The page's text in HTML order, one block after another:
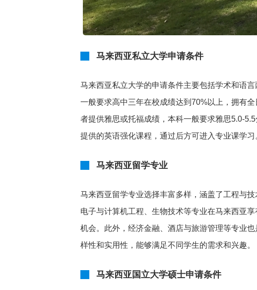
马来西亚私立大学申请条件
马来西亚私立大学的申请条件主要包括学术和语
一般要求高中三年在校成绩达到70%以上，拥有
者提供雅思或托福成绩，本科一般要求雅思5.0-
提供的英语强化课程，通过后方可进入专业课学习
马来西亚留学专业
马来西亚留学专业选择丰富多样，涵盖了工程与
电子与计算机工程、生物技术等专业在马来西亚
机会。此外，经济金融、酒店与旅游管理等专业
样性和实用性，能够满足不同学生的需求和兴趣。
马来西亚国立大学硕士申请条件